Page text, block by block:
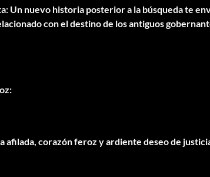
Un nuevo historia posterior a la búsquedate
con el destino de los antiguos
afilada, corazón feroz y ardiente deseo de